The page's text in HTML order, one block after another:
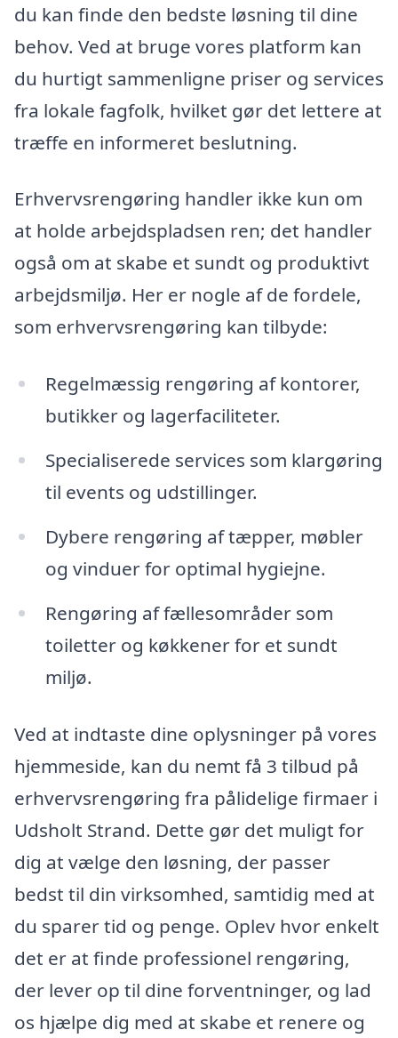
du kan finde den bedste løsning til dine
behov. Ved at bruge vores platform kan
du hurtigt sammenligne priser og services
fra lokale fagfolk, hvilket gør det lettere at
træffe en informeret beslutning.
Erhvervsrengøring handler ikke kun om
at holde arbejdspladsen ren; det handler
også om at skabe et sundt og produktivt
arbejdsmiljø. Her er nogle af de fordele,
som erhvervsrengøring kan tilbyde:
Regelmæssig rengøring af kontorer,
butikker og lagerfaciliteter.
Specialiserede services som klargøring
til events og udstillinger.
Dybere rengøring af tæpper, møbler
og vinduer for optimal hygiejne.
Rengøring af fællesområder som
toiletter og køkkener for et sundt
miljø.
Ved at indtaste dine oplysninger på vores
hjemmeside, kan du nemt få 3 tilbud på
erhvervsrengøring fra pålidelige firmaer i
Udsholt Strand. Dette gør det muligt for
dig at vælge den løsning, der passer
bedst til din virksomhed, samtidig med at
du sparer tid og penge. Oplev hvor enkelt
det er at finde professionel rengøring,
der lever op til dine forventninger, og lad
os hjælpe dig med at skabe et renere og